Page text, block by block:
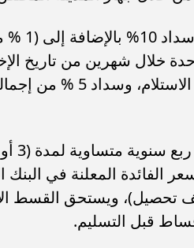
خلال شهرين من تاريخ
سداد 5% وديعة الصيانة عند
الفائدة المعلنة في
قبل التسليم.